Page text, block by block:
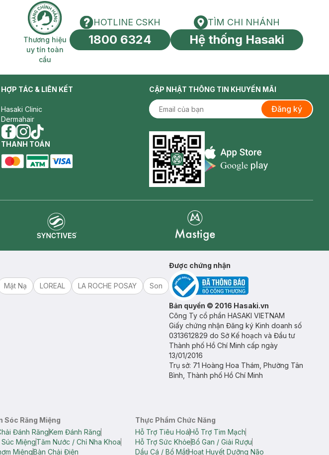
phí Thương hiệu uy tín toàn cầu
Thương hiệu
uy tín toàn
cầu
HOTLINE CSKH
HOTLINE CSKH
1800 6324
Tìm chi nhánh
TÌM CHI NHÁNH
Hệ thống Hasaki
HỢP TÁC & LIÊN KẾT
Hasaki Clinic
Dermahair
facebook
instagram
tiktok
THANH TOÁN
CẬP NHẬT THÔNG TIN KHUYẾN MÃI
Đăng ký
Appstore icon
Mặt Nạ LOREAL LA ROCHE POSAY
Son
Được chứng nhận
Bản quyền © 2016 Hasaki.vn
Công Ty cổ phần HASAKI VIETNAM
Giấy chứng nhận Đăng ký Kinh doanh số
0313612829 do Sở Kế hoạch và Đầu tư
Thành phố Hồ Chí Minh cấp ngày
13/01/2016
Trụ sở: 71 Hoàng Hoa Thám, Phường Tân
Bình, Thành phố Hồ Chí Minh
Sóc Răng Miệng
Đánh RăngKem Đánh Răng
MiệngTăm Nước / Chỉ Nha Khoa
MiệngBàn Chải Điện
Thực Phẩm Chức Năng
Hỗ Trợ Tiêu HoáHỗ Trợ Tim Mạch
Hỗ Trợ Sức KhỏeBổ Gan / Giải Rượu
Dầu Cá / Bổ MắtHoạt Huyết Dưỡng Não